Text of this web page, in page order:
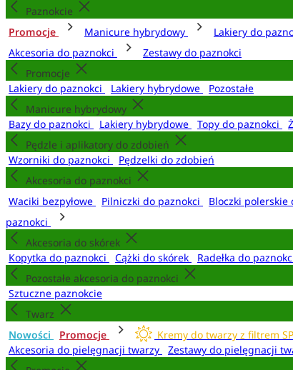
Paznokcie
Promocje
Manicure hybrydowy Lakiery do
Akcesoria do paznokci
Zestawy do paznokci
Promocje
Lakiery do paznokci
Lakiery hybrydowe
Pozostałe
Manicure hybrydowy
Bazy do paznokci
Lakiery hybrydowe Topy do paznokci
Pędzle i aplikatory do zdobień
Wzorniki do paznokci
Pędzelki do zdobień
Akcesoria do paznokci
Waciki bezpyłowe
Pilniczki do paznokci Bloczki polerskie
paznokci
Akcesoria do skórek
Kopytka do paznokci
Cążki do skórek Radełka do
Pozostałe akcesoria do paznokci
Sztuczne paznokcie
Twarz
Nowości
Promocje Kremy do twarzy z filtrem
Akcesoria do pielęgnacji twarzy
Zestawy do pielęgnacji